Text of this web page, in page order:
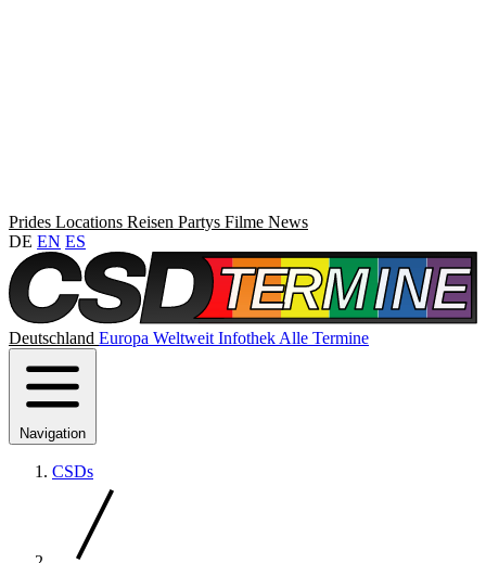
Prides Locations Reisen Partys Filme News
DE EN ES
Deutschland Europa Weltweit Infothek Alle Termine
Navigation
CSDs